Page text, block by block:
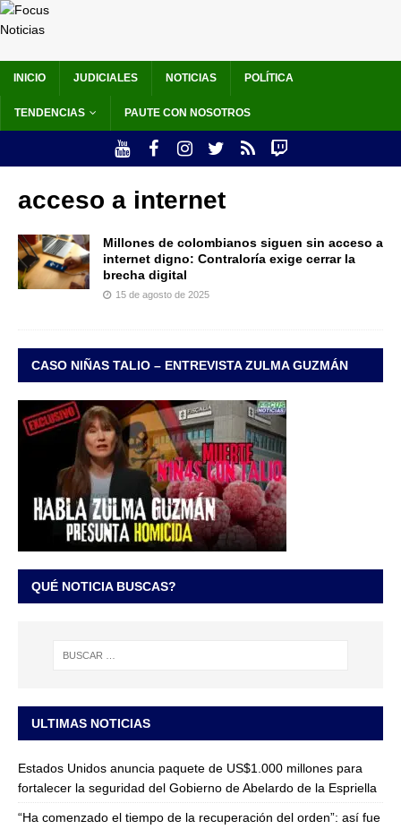
INICIO JUDICIALES NOTICIAS POLÍTICA
TENDENCIAS PAUTE CON NOSOTROS
acceso a internet
Millones de colombianos siguen sin acceso a
internet digno: Contraloría exige cerrar la
brecha digital
15 de agosto de 2025
CASO NIÑAS TALIO – ENTREVISTA ZULMA GUZMÁN
QUÉ NOTICIA BUSCAS?
ULTIMAS NOTICIAS
Estados Unidos anuncia paquete de US$1.000 millones para
fortalecer la seguridad del Gobierno de Abelardo de la Espriella
“Ha comenzado el tiempo de la recuperación del orden”: así fue